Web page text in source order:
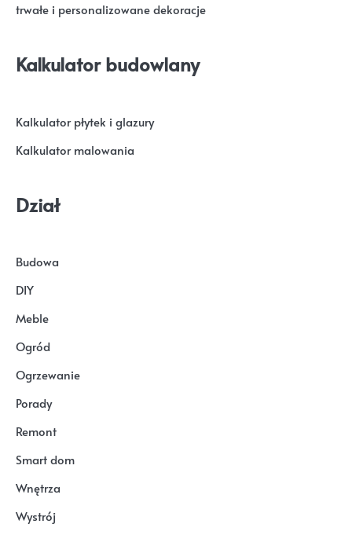
trwałe i personalizowane dekoracje
Kalkulator budowlany
Kalkulator płytek i glazury
Kalkulator malowania
Dział
Budowa
DIY
Meble
Ogród
Ogrzewanie
Porady
Remont
Smart dom
Wnętrza
Wystrój